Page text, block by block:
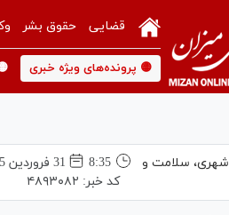
قضایی حقوق بشر
🟡 پرونده‌های ویژه خبری
شهری،‌ سلامت و
8:35
31 فروردين 1405
کد خبر: ۴۸۹۳۰۸۲